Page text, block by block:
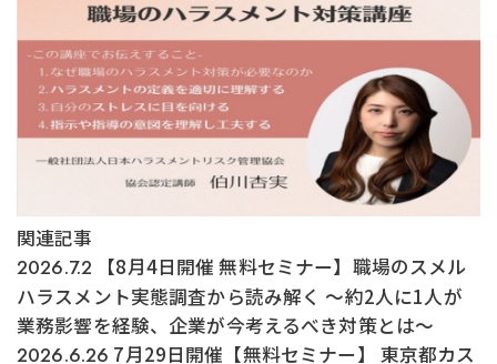
関連記事
2026.7.2 【8月4日開催 無料セミナー】職場のスメル
ハラスメント実態調査から読み解く ～約2人に1人が
業務影響を経験、企業が今考えるべき対策とは～
2026.6.26 7月29日開催【無料セミナー】 東京都カス